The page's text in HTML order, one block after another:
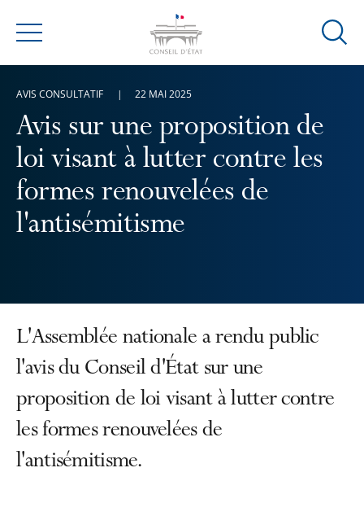
Menu
Ouvrir
Avis sur une proposition de
loi visant à lutter contre les
formes renouvelées de
l'antisémitisme
AVIS CONSULTATIF 22 MAI 2025
L'Assemblée nationale a rendu public
l'avis du Conseil d'État sur une
proposition de loi visant à lutter contre
les formes renouvelées de
l'antisémitisme.